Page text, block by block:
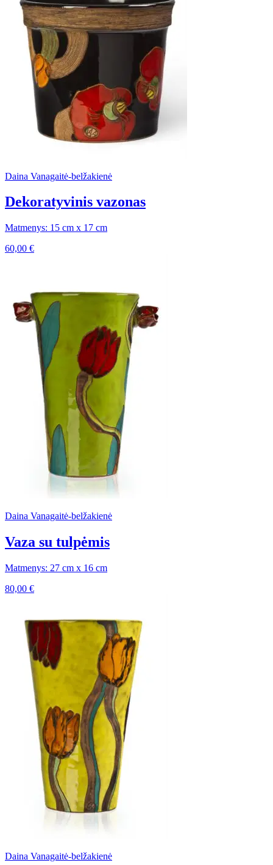
Daina Vanagaitė-belžakienė
Dekoratyvinis vazonas
Matmenys: 15 cm x 17 cm
60,00 €
Daina Vanagaitė-belžakienė
Vaza su tulpėmis
Matmenys: 27 cm x 16 cm
80,00 €
Daina Vanagaitė-belžakienė